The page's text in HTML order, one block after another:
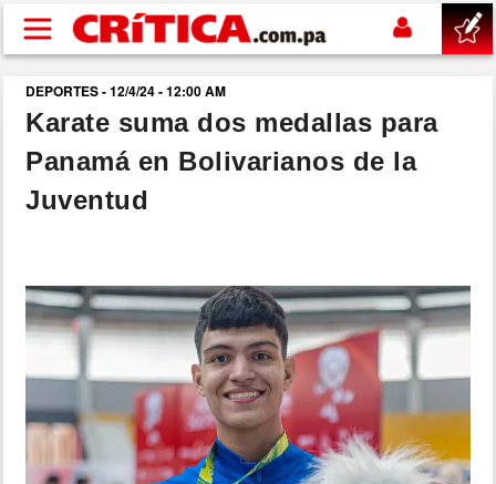
Pasar al contenido principal
buscar
SUCESOS
POLÍTICA
DEPORTES
MUNDO
DEPORTES - 12/4/24 - 12:00 AM
Karate suma dos medallas para
Panamá en Bolivarianos de la
Juventud